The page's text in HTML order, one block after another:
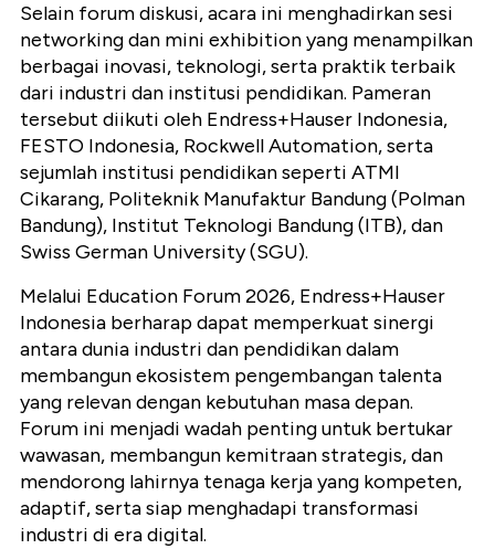
Selain forum diskusi, acara ini menghadirkan sesi
networking dan mini exhibition yang menampilkan
berbagai inovasi, teknologi, serta praktik terbaik
dari industri dan institusi pendidikan. Pameran
tersebut diikuti oleh Endress+Hauser Indonesia,
FESTO Indonesia, Rockwell Automation, serta
sejumlah institusi pendidikan seperti ATMI
Cikarang, Politeknik Manufaktur Bandung (Polman
Bandung), Institut Teknologi Bandung (ITB), dan
Swiss German University (SGU).
Melalui Education Forum 2026, Endress+Hauser
Indonesia berharap dapat memperkuat sinergi
antara dunia industri dan pendidikan dalam
membangun ekosistem pengembangan talenta
yang relevan dengan kebutuhan masa depan.
Forum ini menjadi wadah penting untuk bertukar
wawasan, membangun kemitraan strategis, dan
mendorong lahirnya tenaga kerja yang kompeten,
adaptif, serta siap menghadapi transformasi
industri di era digital.